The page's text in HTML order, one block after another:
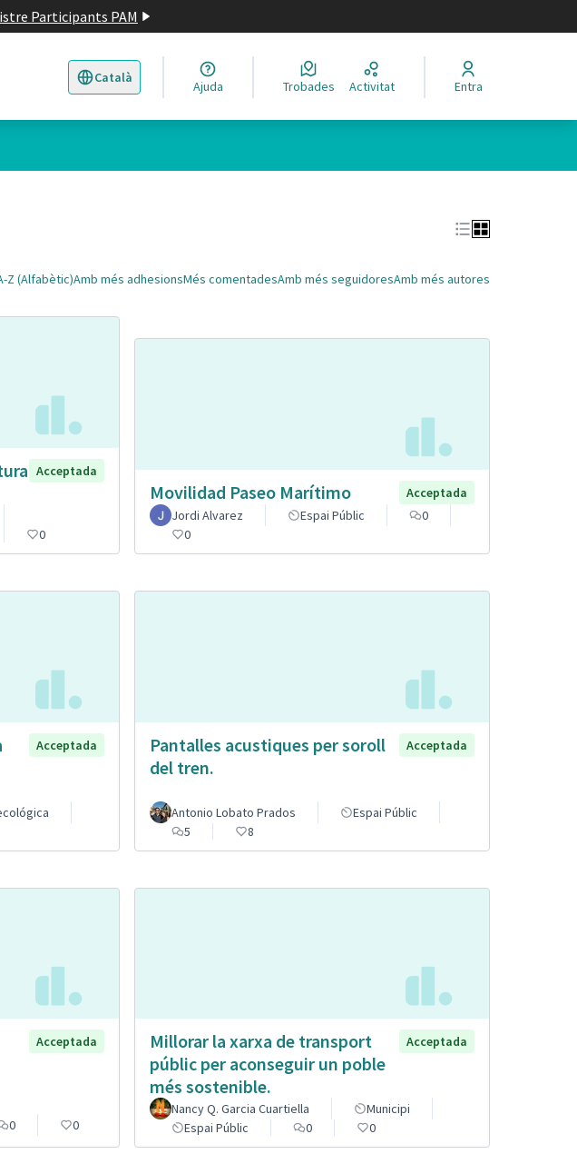
Participants PAM
Català
Triar la llengua Elegir el idioma
Ajuda Trobades Activitat Entra
Z (Alfabètic)Amb més adhesionsMés comentadesAmb més seguidoresAmb més autores
Acceptada
0
Movilidad Paseo Marítimo
Acceptada
Jordi Alvarez
Espai Públic
0
0
Acceptada
Pantalles acustiques per soroll
del tren.
Acceptada
Antonio Lobato Prados
Espai Públic
5
8
Acceptada
0 0
Millorar la xarxa de transport
públic per aconseguir un poble
més sostenible.
Acceptada
Nancy Q. Garcia Cuartiella
Municipi
Espai Públic
0 0